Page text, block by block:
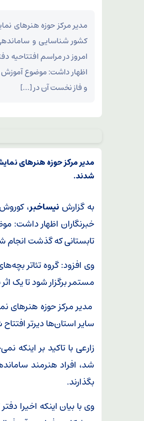
کشور شناسایی و
امروز در مراسم افتتاحیه
اظهار داشت: موضوع
و فاز نخست آن در […]
شدند.
به گزارش نیساخبر،
خبرنگاران اظهار داشت:
تابستانی که گذشت انجام
وی افزود: گروه تئاتر
مستمر برگزار شود تا یک
مدیر مرکز حوزه هنرهای
سایر استان‌ها دیرتر
زارعی با تاکید بر اینکه
شد، افراد هنرمند
بگذارند.
وی با بیان اینکه اخیرا